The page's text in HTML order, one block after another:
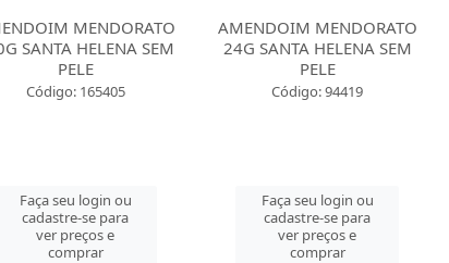
MENDORATO
SANTA HELENA SEM
PELE
Código: 165405
Faça seu login ou
cadastre-se para
ver preços e
comprar
AMENDOIM MENDORATO
24G SANTA HELENA SEM
PELE
Código: 94419
Faça seu login ou
cadastre-se para
ver preços e
comprar